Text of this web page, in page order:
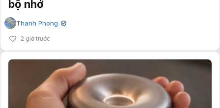
bộ nhớ
Thanh Phong ✔
2 giờ trước